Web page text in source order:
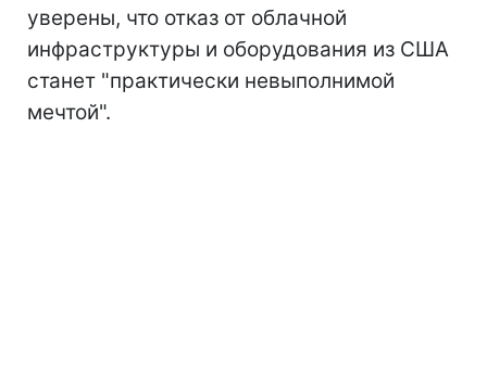
уверены, что отказ от облачной
инфраструктуры и оборудования из США
станет "практически невыполнимой
мечтой".